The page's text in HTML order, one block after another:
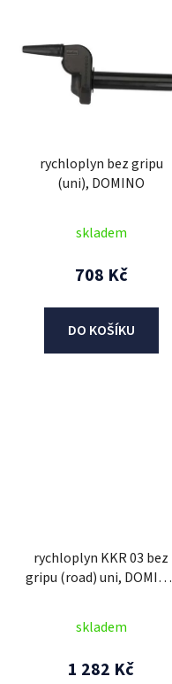
rychloplyn bez gripu
(uni), DOMINO
skladem
708 Kč
DO KOŠÍKU
rychloplyn KKR 03 bez
gripu (road) uni, DOMINO
skladem
1 282 Kč